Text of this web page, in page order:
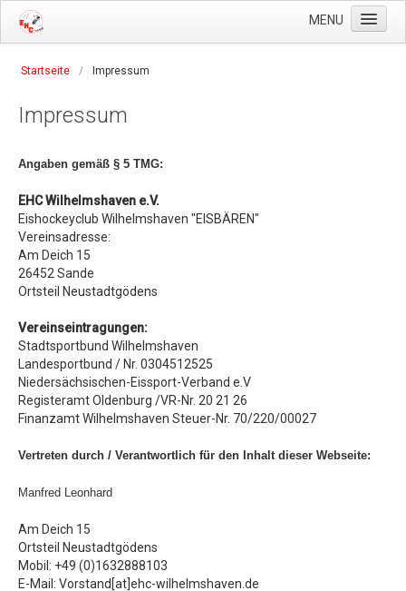
MENU
Geschichte
Anträge
Vorstand
Die Mannschaft(en)
News
Tabelle & Ergebnisse
Hobbymannschaft
Datenschutz
Galerie
Startseite / Impressum
Impressum
Angaben gemäß § 5 TMG:
EHC Wilhelmshaven e.V.
Eishockeyclub Wilhelmshaven "EISBÄREN"
Vereinsadresse:
Am Deich 15
26452 Sande
Ortsteil Neustadtgödens
Vereinseintragungen:
Stadtsportbund Wilhelmshaven
Landesportbund / Nr. 0304512525
Niedersächsischen-Eissport-Verband e.V
Registeramt Oldenburg /VR-Nr. 20 21 26
Finanzamt Wilhelmshaven Steuer-Nr. 70/220/00027
Vertreten durch / Verantwortlich für den Inhalt dieser Webseite:
Manfred Leonhard
Am Deich 15
Ortsteil Neustadtgödens
Mobil: +49 (0)1632888103
E-Mail: Vorstand[at]ehc-wilhelmshaven.de